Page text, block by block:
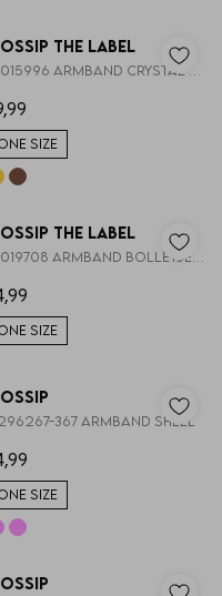
1/1 the Label
SIZE
1/1 the Label
SIZE
1/2
367 ARMBAND SHELL
SIZE
1/2